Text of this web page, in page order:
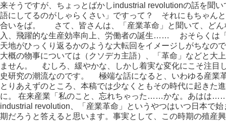
来そうですが、ちょっとばかしindustrial revolutionの話を聞
語にしてるのがしゃらくさい」ですって？ それにもちゃん
合いをば。 さて、皆さんは、「産業革命」と聞いて、どん
入、飛躍的な生産効率向上、労働者の誕生…… おそらくは
天地がひっくり返るかのような大転回をイメージしがちなの
大概の物事については（クソデカ主語）、「革命」などと大
ません。 むしろ、緩やかな、しかし着実な変化にこそ注
史研究の潮流なのです。 極端な話になると、いわゆる産業
とりあえずのところ、本稿では少なくともその時代に起きた
に。 在来産業「私のこと、忘れちゃった……かな。あは
industrial revolution、「産業革命」というやつはいつ日本で
期だろうと答えると思います。事実として、この時期の殖産